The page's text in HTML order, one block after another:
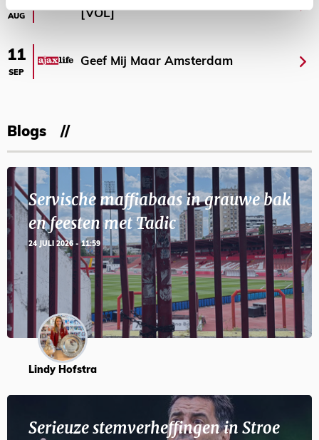
AUG
[VOL]
11
SEP
Geef Mij Maar Amsterdam
Blogs
Servische maffiabaas in grauwe bak
en feesten met Tadic
24 JULI 2026 - 11:59
Lindy Hofstra
Serieuze stemverheffingen in Stroe